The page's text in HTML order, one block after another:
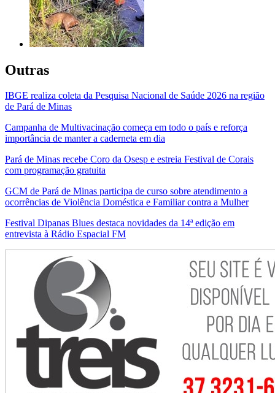
Outras
IBGE realiza coleta da Pesquisa Nacional de Saúde 2026 na região
de Pará de Minas
Campanha de Multivacinação começa em todo o país e reforça
importância de manter a caderneta em dia
Pará de Minas recebe Coro da Osesp e estreia Festival de Corais
com programação gratuita
GCM de Pará de Minas participa de curso sobre atendimento a
ocorrências de Violência Doméstica e Familiar contra a Mulher
Festival Dipanas Blues destaca novidades da 14ª edição em
entrevista à Rádio Espacial FM